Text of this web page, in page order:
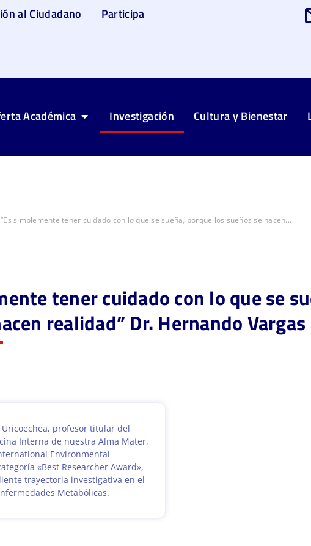
al Ciudadano Participa
Académica Investigación Cultura y Bienestar
“Es simplemente tener cuidado con lo que se sueña, porque los sueños se hacen...
tener cuidado con lo que se
realidad” Dr. Hernando
Uricoechea, profesor titular del
Interna de nuestra Alma Mater,
Environmental
«Best Researcher Award»,
trayectoria investigativa en el
Metabólicas.